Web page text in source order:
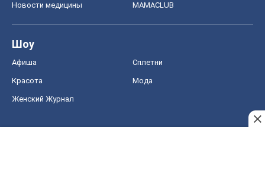
Новости медицины MAMACLUB
Шоу
Афиша Сплетни
Красота Мода
Женский Журнал